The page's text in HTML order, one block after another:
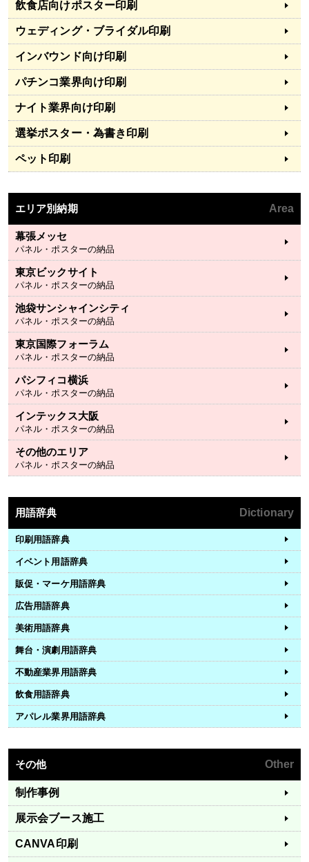
飲食店向けポスター印刷
ウェディング・ブライダル印刷
インバウンド向け印刷
パチンコ業界向け印刷
ナイト業界向け印刷
選挙ポスター・為書き印刷
ペット印刷
エリア別納期 Area
幕張メッセ
パネル・ポスターの納品
東京ビックサイト
パネル・ポスターの納品
池袋サンシャインシティ
パネル・ポスターの納品
東京国際フォーラム
パネル・ポスターの納品
パシフィコ横浜
パネル・ポスターの納品
インテックス大阪
パネル・ポスターの納品
その他のエリア
パネル・ポスターの納品
用語辞典 Dictionary
印刷用語辞典
イベント用語辞典
販促・マーケ用語辞典
広告用語辞典
美術用語辞典
舞台・演劇用語辞典
不動産業界用語辞典
飲食用語辞典
アパレル業界用語辞典
その他 Other
制作事例
展示会ブース施工
CANVA印刷